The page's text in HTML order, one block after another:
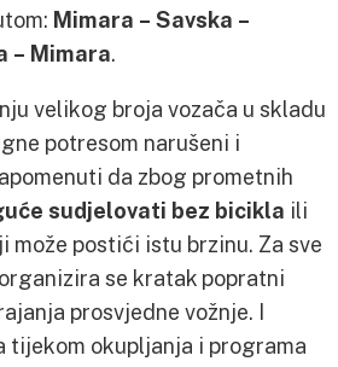
Mimara – Savska –
– Mimara.
velikog broja vozača u skladu
potresom narušeni i
da zbog prometnih
sudjelovati bez bicikla ili
postići istu brzinu. Za sve
se kratak popratni
prosvjedne vožnje. I
tijekom okupljanja i programa